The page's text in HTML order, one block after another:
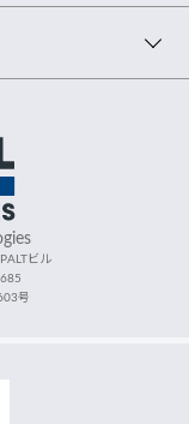
ビル
号